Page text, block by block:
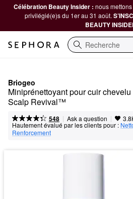
Célébration Beauty Insider : nous
privilégié(e)s du 1er au 31 août.
BEAUTY
Recherche
Briogeo
Miniprénettoyant pour cuir
Scalp Revival™
548 | Ask a question |
Hautement évalué par les clients pour :
Renforcement